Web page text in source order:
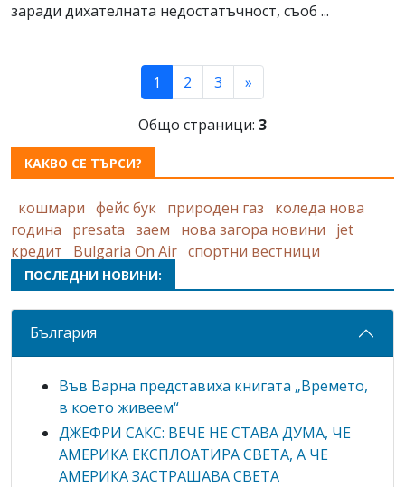
заради дихателната недостатъчност, съоб ...
1 (current)
2 3 »
Общо страници: 3
КАКВО СЕ ТЪРСИ?
кошмари фейс бук природен газ
коледа нова
година
presata заем нова загора новини
jet
кредит
Bulgaria On Air спортни вестници
ПОСЛЕДНИ НОВИНИ:
България
Във Варна представиха книгата „Времето,
в което живеем“
ДЖЕФРИ САКС: ВЕЧЕ НЕ СТАВА ДУМА, ЧЕ
АМЕРИКА ЕКСПЛОАТИРА СВЕТА, А ЧЕ
АМЕРИКА ЗАСТРАШАВА СВЕТА